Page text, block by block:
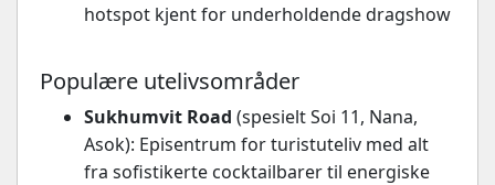
hotspot kjent for underholdende dragshow
Populære utelivsområder
Sukhumvit Road (spesielt Soi 11, Nana,
Asok): Episentrum for turistuteliv med alt
fra sofistikerte cocktailbarer til energiske